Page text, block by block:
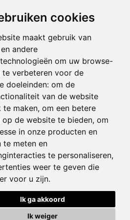
cookies
maakt gebruik van
andere
om uw browse-
te verbeteren voor de
doeleinden: om de
van de website
te maken, om een betere
op de website te bieden, om
in onze producten en
te meten en
te personaliseren,
weer te geven die
voor u zijn.
Ik ga akkoord
Ik weiger
Rhythm.